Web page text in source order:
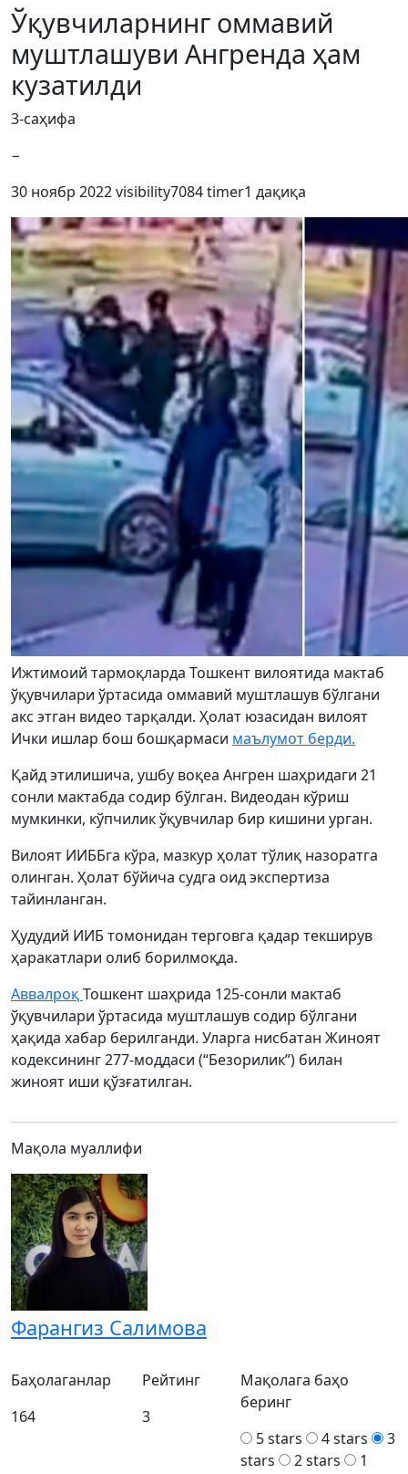
Ўқувчиларнинг оммавий
муштлашуви Ангренда ҳам
кузатилди
3-саҳифа
−
30 ноябр 2022visibility7084timer1 дақиқа
Ижтимоий тармоқларда Тошкент вилоятида мактаб
ўқувчилари ўртасида оммавий муштлашув бўлгани
акс этган видео тарқалди. Ҳолат юзасидан вилоят
Ички ишлар бош бошқармаси маълумот берди.
Қайд этилишича, ушбу воқеа Ангрен шаҳридаги 21
сонли мактабда содир бўлган. Видеодан кўриш
мумкинки, кўпчилик ўқувчилар бир кишини урган.
Вилоят ИИББга кўра, мазкур ҳолат тўлиқ назоратга
олинган. Ҳолат бўйича судга оид экспертиза
тайинланган.
Ҳудудий ИИБ томонидан терговга қадар текширув
ҳаракатлари олиб борилмоқда.
АввалроқТошкент шаҳрида 125-сонли мактаб
ўқувчилари ўртасида муштлашув содир бўлгани
ҳақида хабар берилганди. Уларга нисбатан Жиноят
кодексининг 277-моддаси (“Безорилик”) билан
жиноят иши қўзғатилган.
Мақола муаллифи
Фарангиз Салимова
Баҳолаганлар
164
Рейтинг
3
Мақолага баҳо
беринг
5 stars
4 stars
3
stars
2 stars
1